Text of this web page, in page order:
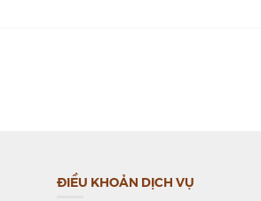
ĐIỀU KHOẢN DỊCH VỤ